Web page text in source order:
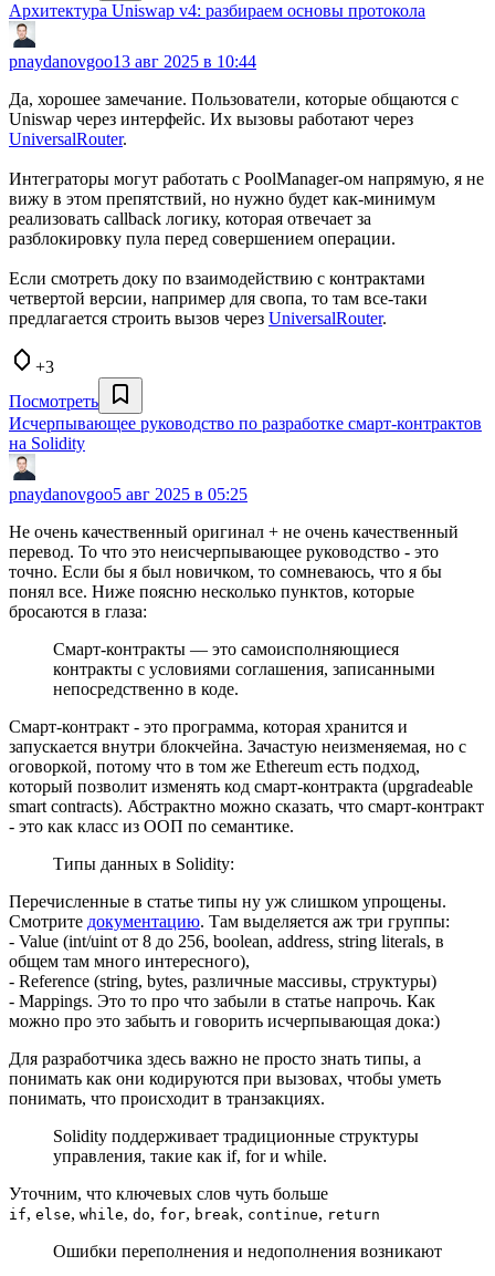
Архитектура Uniswap v4: разбираем основы протокола
pnaydanovgoo13 авг 2025 в 10:44
Да, хорошее замечание. Пользователи, которые общаются c
Uniswap через интерфейс. Их вызовы работают через
UniversalRouter.
Интеграторы могут работать с PoolManager-ом напрямую, я не
вижу в этом препятствий, но нужно будет как-минимум
реализовать callback логику, которая отвечает за
разблокировку пула перед совершением операции.
Если смотреть доку по взаимодействию с контрактами
четвертой версии, например для свопа, то там все-таки
предлагается строить вызов через UniversalRouter.
+3
Посмотреть
Исчерпывающее руководство по разработке смарт-контрактов
на Solidity
pnaydanovgoo5 авг 2025 в 05:25
Не очень качественный оригинал + не очень качественный
перевод. То что это неисчерпывающее руководство - это
точно. Если бы я был новичком, то сомневаюсь, что я бы
понял все. Ниже поясню несколько пунктов, которые
бросаются в глаза:
Смарт‑контракты — это самоисполняющиеся
контракты с условиями соглашения, записанными
непосредственно в коде.
Смарт‑контракт - это программа, которая хранится и
запускается внутри блокчейна. Зачастую неизменяемая, но с
оговоркой, потому что в том же Ethereum есть подход,
который позволит изменять код смарт-контракта (upgradeable
smart contracts). Абстрактно можно сказать, что смарт-контракт
- это как класс из ООП по семантике.
Типы данных в Solidity:
Перечисленные в статье типы ну уж слишком упрощены.
Смотрите документацию. Там выделяется аж три группы:
- Value (int/uint от 8 до 256, boolean, address, string literals, в
общем там много интересного),
- Reference (string, bytes, различные массивы, структуры)
- Mappings. Это то про что забыли в статье напрочь. Как
можно про это забыть и говорить исчерпывающая дока:)
Для разработчика здесь важно не просто знать типы, а
понимать как они кодируются при вызовах, чтобы уметь
понимать, что происходит в транзакциях.
Solidity поддерживает традиционные структуры
управления, такие как if, for и while.
Уточним, что ключевых слов чуть больше
if, else, while, do, for, break, continue, return
Ошибки переполнения и недополнения возникают